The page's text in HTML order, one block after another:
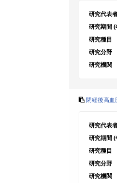
研究代表
研究期間 (
研究種目
研究分野
研究機関
閉経後高
研究代表
研究期間 (
研究種目
研究分野
研究機関